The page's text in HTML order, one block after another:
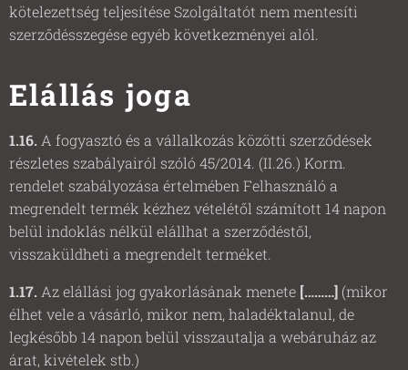
kötelezettség teljesítése Szolgáltatót nem mentesíti
szerződésszegése egyéb következményei alól.
Elállás joga
1.16. A fogyasztó és a vállalkozás közötti szerződések
részletes szabályairól szóló 45/2014. (II.26.) Korm.
rendelet szabályozása értelmében Felhasználó a
megrendelt termék kézhez vételétől számított 14 napon
belül indoklás nélkül elállhat a szerződéstől,
visszaküldheti a megrendelt terméket.
1.17. Az elállási jog gyakorlásának menete [………] (mikor
élhet vele a vásárló, mikor nem, haladéktalanul, de
legkésőbb 14 napon belül visszautalja a webáruház az
árat, kivételek stb.)